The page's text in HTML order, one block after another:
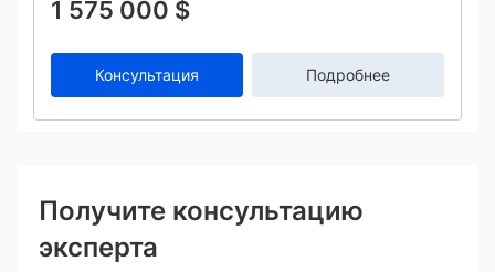
1 575 000 $
Консультация Подробнее
Получите консультацию
эксперта